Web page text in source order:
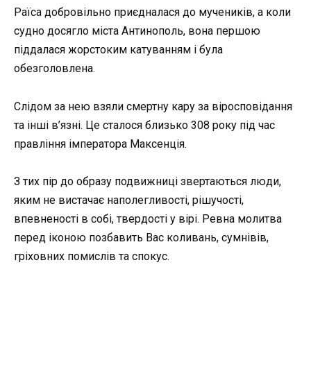
Раїса добровільно приєдналася до мучеників, а коли
судно досягло міста Антинополь, вона першою
піддалася жорстоким катуванням і була
обезголовлена.
Слідом за нею взяли смертну кару за віросповідання
та інші в’язні. Це сталося близько 308 року під час
правління імператора Максенція.
З тих пір до образу подвижниці звертаються люди,
яким не вистачає наполегливості, рішучості,
впевненості в собі, твердості у вірі. Ревна молитва
перед іконою позбавить Вас коливань, сумнівів,
гріховних помислів та спокус.